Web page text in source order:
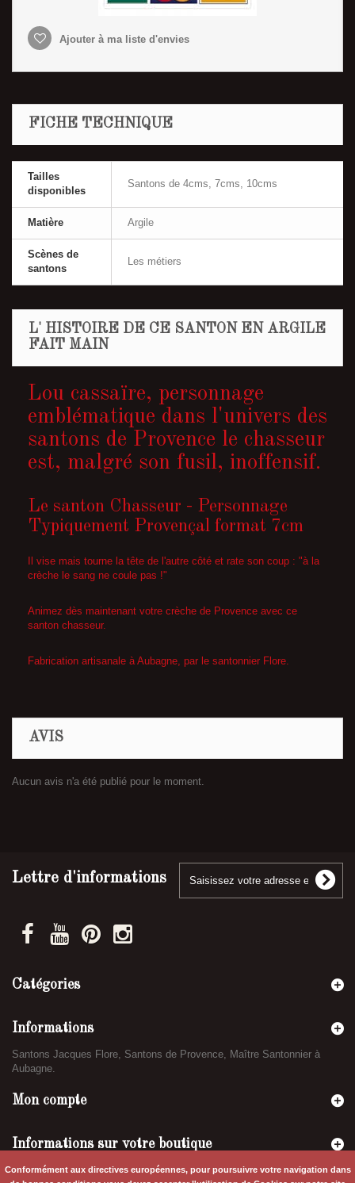
Conformément aux directives européennes, pour poursuivre votre navigation dans
Ajouter à ma liste d'envies
FICHE TECHNIQUE
Tailles
disponibles
Santons de 4cms, 7cms, 10cms
Matière Argile
Scènes de
santons
Les métiers
L' HISTOIRE DE CE SANTON EN ARGILE
FAIT MAIN
Lou cassaïre, personnage
emblématique dans l'univers des
santons de Provence le chasseur
est, malgré son fusil, inoffensif.
Le santon Chasseur - Personnage
Typiquement Provençal format 7cm
Il vise mais tourne la tête de l'autre côté et rate son coup : "à la
crèche le sang ne coule pas !"
Animez dès maintenant votre crèche de Provence avec ce
santon chasseur.
Fabrication artisanale à Aubagne, par le santonnier Flore.
AVIS
Aucun avis n'a été publié pour le moment.
Lettre d'informations
Catégories
Informations
Santons Jacques Flore, Santons de Provence, Maître Santonnier à
Aubagne.
Mon compte
Informations sur votre boutique